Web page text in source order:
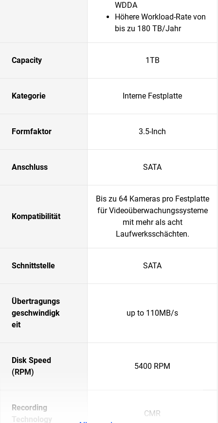
WDDA
Höhere Workload-Rate von
bis zu 180 TB/Jahr
Capacity 1TB
Kategorie Interne Festplatte
Formfaktor 3.5-Inch
Anschluss SATA
Kompatibilität
Bis zu 64 Kameras pro Festplatte
für Videoüberwachungssysteme
mit mehr als acht
Laufwerksschächten.
Schnittstelle SATA
Übertragungs
geschwindigk
eit
up to 110MB/s
Disk Speed
(RPM)
5400 RPM
Recording
Technology
CMR